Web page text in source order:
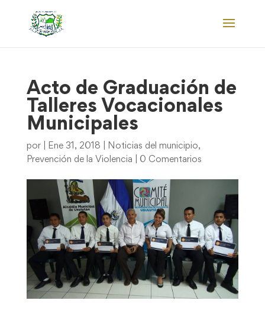
Acto de Graduación de
Talleres Vocacionales
Municipales
por Ene 31, 2018 Noticias del municipio,
Prevención de la Violencia
0 Comentarios